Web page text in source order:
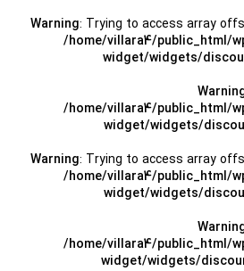
Warning: Trying to access array
/home/villara4/public_html/
widget/widgets/
/home/villara4/public_html/
widget/widgets/
Warning: Trying to access array
/home/villara4/public_html/
widget/widgets/
/home/villara4/public_html/
widget/widgets/